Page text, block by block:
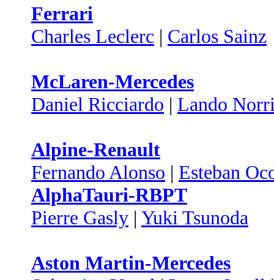
Ferrari
Charles Leclerc | Carlos Sainz
McLaren-Mercedes
Daniel Ricciardo | Lando
Alpine-Renault
Fernando Alonso | Esteban
AlphaTauri-RBPT
Pierre Gasly | Yuki Tsunoda
Aston Martin-Mercedes